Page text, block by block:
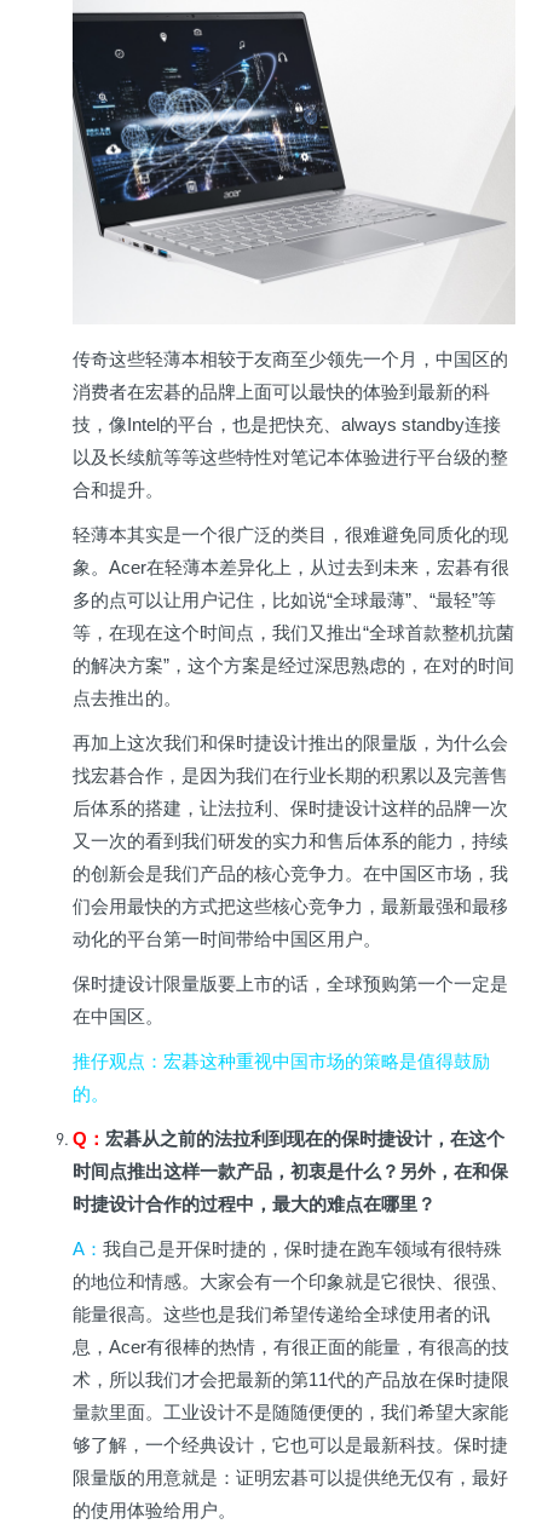
传奇这些轻薄本相较于友商至少领先一个月，中国区的
消费者在宏碁的品牌上面可以最快的体验到最新的科
技，像Intel的平台，也是把快充、always standby连接
以及长续航等等这些特性对笔记本体验进行平台级的整
合和提升。
轻薄本其实是一个很广泛的类目，很难避免同质化的现
象。Acer在轻薄本差异化上，从过去到未来，宏碁有很
多的点可以让用户记住，比如说“全球最薄”、“最轻”等
等，在现在这个时间点，我们又推出“全球首款整机抗菌
的解决方案”，这个方案是经过深思熟虑的，在对的时间
点去推出的。
再加上这次我们和保时捷设计推出的限量版，为什么会
找宏碁合作，是因为我们在行业长期的积累以及完善售
后体系的搭建，让法拉利、保时捷设计这样的品牌一次
又一次的看到我们研发的实力和售后体系的能力，持续
的创新会是我们产品的核心竞争力。在中国区市场，我
们会用最快的方式把这些核心竞争力，最新最强和最移
动化的平台第一时间带给中国区用户。
保时捷设计限量版要上市的话，全球预购第一个一定是
在中国区。
推仔观点 ：宏碁这种重视中国市场的策略是值得鼓励
的。
Q ： 宏碁从之前的法拉利到现在的保时捷设计，在这个
时间点推出这样一款产品，初衷是什么？另外，在和保
时捷设计合作的过程中，最大的难点在哪里？
A ： 我自己是开保时捷的，保时捷在跑车领域有很特殊
的地位和情感。大家会有一个印象就是它很快、很强、
能量很高。这些也是我们希望传递给全球使用者的讯
息，Acer有很棒的热情，有很正面的能量，有很高的技
术，所以我们才会把最新的第11代的产品放在保时捷限
量款里面。工业设计不是随随便便的，我们希望大家能
够了解，一个经典设计，它也可以是最新科技。保时捷
限量版的用意就是：证明宏碁可以提供绝无仅有，最好
的使用体验给用户。